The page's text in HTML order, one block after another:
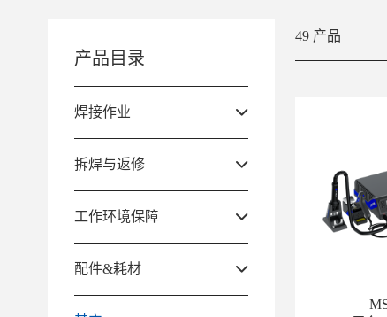
工作环境保障
产品目录
焊接作业
拆焊与返修
工作环境保障
配件&耗材
49 产品